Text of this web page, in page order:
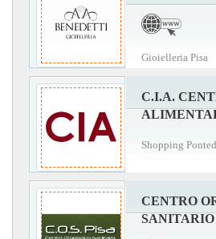
Gioielleria Pisa
C.I.A.
Shopping
CENTRO
SANITARIO